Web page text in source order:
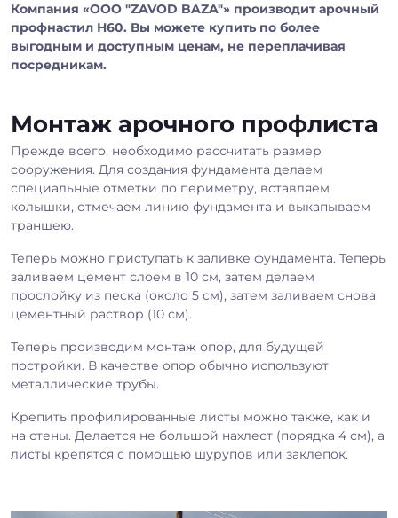
Компания «OOO "ZAVOD BAZA"» производит арочный
профнастил Н60. Вы можете купить по более
выгодным и доступным ценам, не переплачивая
посредникам.
Монтаж арочного профлиста
Прежде всего, необходимо рассчитать размер
сооружения. Для создания фундамента делаем
специальные отметки по периметру, вставляем
колышки, отмечаем линию фундамента и выкапываем
траншею.
Теперь можно приступать к заливке фундамента. Теперь
заливаем цемент слоем в 10 см, затем делаем
прослойку из песка (около 5 см), затем заливаем снова
цементный раствор (10 см).
Теперь производим монтаж опор, для будущей
постройки. В качестве опор обычно используют
металлические трубы.
Крепить профилированные листы можно также, как и
на стены. Делается не большой нахлест (порядка 4 см), а
листы крепятся с помощью шурупов или заклепок.